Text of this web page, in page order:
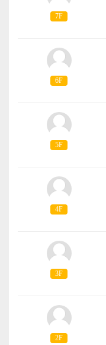
7F
6F
5F
4F
3F
2F